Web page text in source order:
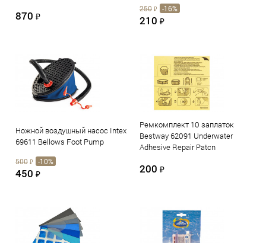
870 ₽
250 ₽ -16%
210 ₽
Ножной воздушный насос Intex
69611 Bellows Foot Pump
500 ₽ -10%
450 ₽
Ремкомплект 10 заплаток
Bestway 62091 Underwater
Adhesive Repair Patcn
200 ₽